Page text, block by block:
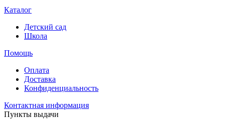
Каталог
Детский сад
Школа
Помощь
Оплата
Доставка
Конфиденциальность
Контактная информация
Пункты выдачи